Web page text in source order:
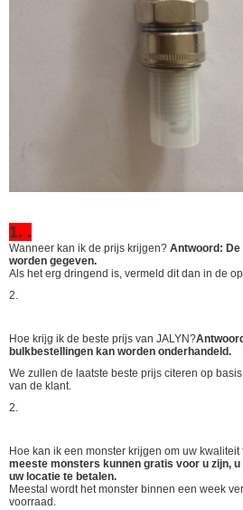
1. .
Wanneer kan ik de prijs krijgen? Antwoord:
worden gegeven.
Als het erg dringend is, vermeld dit dan in de
2.
Hoe krijg ik de beste prijs van JALYN?
bulkbestellingen kan worden onderhandeld.
We zullen de laatste beste prijs citeren op
van de klant.
2.
Hoe kan ik een monster krijgen om uw
meeste monsters kunnen gratis voor u zijn,
uw locatie te betalen.
Meestal wordt het monster binnen een week
voorraad.